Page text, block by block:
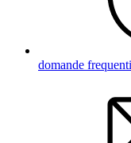
domande frequenti